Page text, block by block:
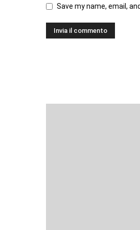
Save my name, email,